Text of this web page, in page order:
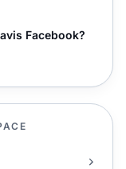
Facebook?